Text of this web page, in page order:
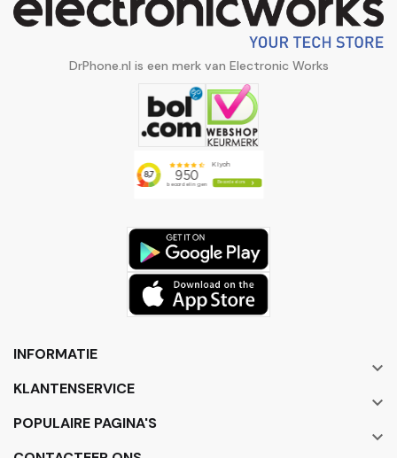
DrPhone.nl is een merk van Electronic Works
INFORMATIE

KLANTENSERVICE

POPULAIRE PAGINA'S
